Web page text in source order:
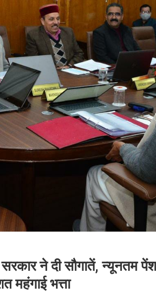
सरकार ने दी सौगातें, न्यूनतम
महंगाई भत्ता